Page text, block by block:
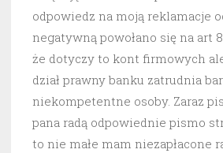
odpowiedz na moją reklamacje
negatywną powołano się na art
że dotyczy to kont firmowych
dział prawny banku zatrudnia
niekompetentne osoby. Zaraz
pana radą odpowiednie pismo
to nie małe mam niezapłacone